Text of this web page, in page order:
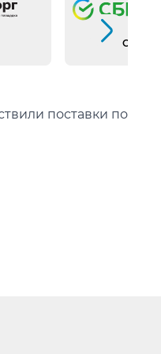
СБЕР А
слайд
поставки по